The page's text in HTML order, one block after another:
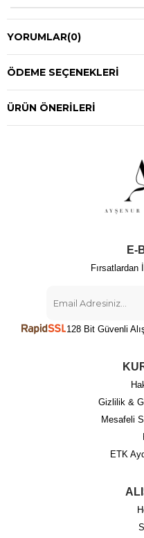
YORUMLAR(0)
ÖDEME SEÇENEKLERI
ÜRÜN ÖNERILERI
E-
Fırsatlardan
128 Bit Güvenli
Gizlilik &
Mesafeli
ETK